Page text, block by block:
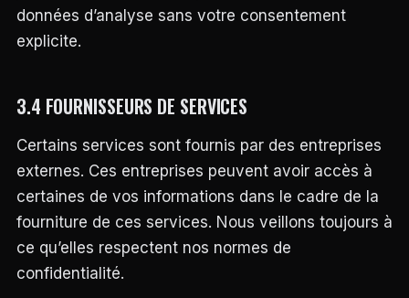
données d’analyse sans votre consentement
explicite.
3.4 FOURNISSEURS DE SERVICES
Certains services sont fournis par des entreprises
externes. Ces entreprises peuvent avoir accès à
certaines de vos informations dans le cadre de la
fourniture de ces services. Nous veillons toujours à
ce qu’elles respectent nos normes de
confidentialité.